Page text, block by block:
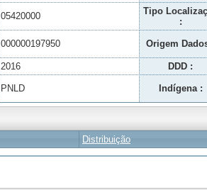
05420000
Tipo
:
000000197950 Origem
2016 DDD :
PNLD Indígena :
Distribuição